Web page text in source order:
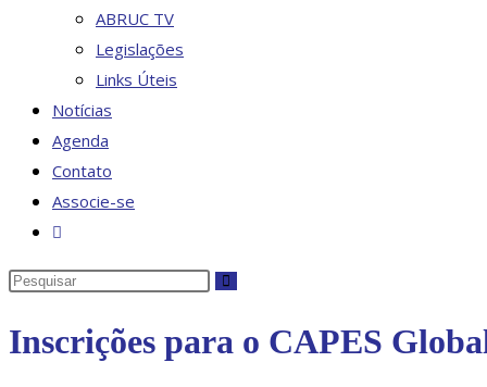
ABRUC TV
Legislações
Links Úteis
Notícias
Agenda
Contato
Associe-se
Alternar
do
Pesquisar
site
Inscrições para o CAPES